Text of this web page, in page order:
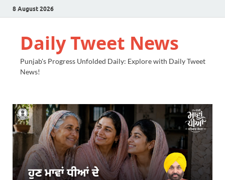
8 August 2026
Daily Tweet News
Punjab's Progress Unfolded Daily: Explore with Daily Tweet
News!